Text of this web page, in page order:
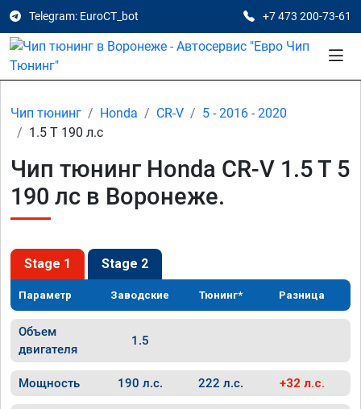
Telegram: EuroCT_bot +7 473 200-73-61
Чип тюнинг Honda CR-V
5 - 2016 - 2020
1.5 T 190 л.с
Чип тюнинг Honda CR-V 1.5 T 5
190 лс в Воронеже.
Stage 1 Stage 2
Параметр Заводские Тюнинг* Разница
Объем
двигателя
1.5
Мощность 190 л.с. 222 л.с. +32 л.с.